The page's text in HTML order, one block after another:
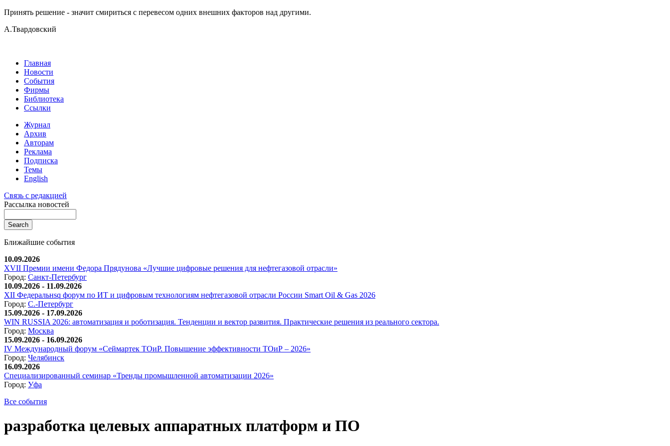
Принять решение - значит смириться с перевесом одних внешних факторов над другими.
А.Твардовский
Главная
Новости
События
Фирмы
Библиотека
Ссылки
Журнал
Архив
Авторам
Реклама
Подписка
Темы
English
Связь с редакцией
Рассылка новостей
Ближайшие события
10.09.2026
XVII Премии имени Федора Прядунова «Лучшие цифровые решения для нефтегазовой отрасли»
Город: Санкт-Петербург
10.09.2026 - 11.09.2026
XII Федеральнsq форум по ИТ и цифровым технологиям нефтегазовой отрасли России Smart Oil & Gas 2026
Город: С.-Петербург
15.09.2026 - 17.09.2026
WIN RUSSIA 2026: автоматизация и роботизация. Тенденции и вектор развития. Практические решения из реального сектора.
Город: Москва
15.09.2026 - 16.09.2026
IV Международный форум «Сеймартек ТОиР. Повышение эффективности ТОиР – 2026»
Город: Челябинск
16.09.2026
Специализированный семинар «Тренды промышленной автоматизации 2026»
Город: Уфа
Все события
разработка целевых аппаратных платформ и ПО